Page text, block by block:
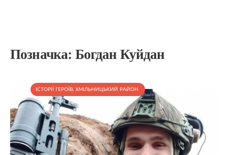
Позначка: Богдан Куйдан
ІСТОРІЇ ГЕРОЇВ, ХМІЛЬНИЦЬКИЙ РАЙОН